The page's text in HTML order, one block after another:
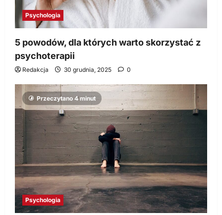
Psychologia
5 powodów, dla których warto skorzystać z
psychoterapii
Redakcja 30 grudnia, 2025 0
Przeczytano 4 minut
Psychologia